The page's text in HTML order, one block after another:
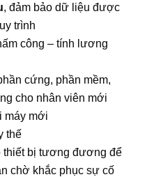
, đảm bảo dữ liệu được
trình
công – tính lương
cứng, phần mềm,
cho nhân viên mới
máy mới
thế
bị tương đương để
chờ khắc phục sự cố